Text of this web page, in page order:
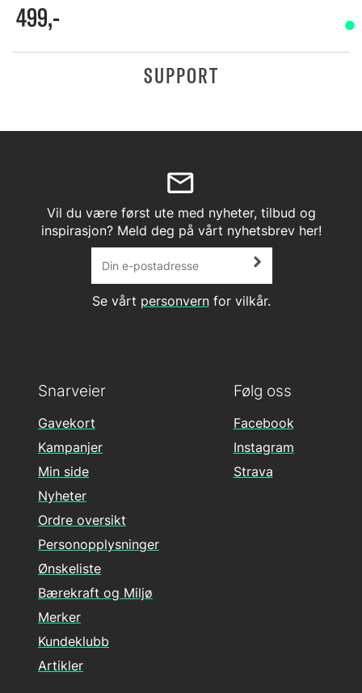
499,-
SUPPORT
Vil du være først ute med nyheter, tilbud og
inspirasjon? Meld deg på vårt nyhetsbrev her!
Se vårt personvernfor vilkår.
Følg oss
Facebook
Instagram
Strava
Snarveier
Gavekort
Kampanjer
Min side
Nyheter
Ordre oversikt
Personopplysninger
Ønskeliste
Bærekraft og Miljø
Merker
Kundeklubb
Artikler